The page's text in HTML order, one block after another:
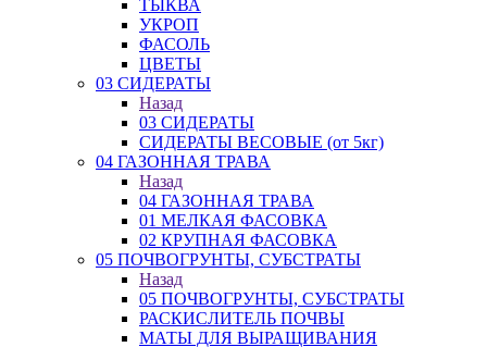
ТЫКВА
УКРОП
ФАСОЛЬ
ЦВЕТЫ
03 СИДЕРАТЫ
Назад
03 СИДЕРАТЫ
СИДЕРАТЫ ВЕСОВЫЕ (от 5кг)
04 ГАЗОННАЯ ТРАВА
Назад
04 ГАЗОННАЯ ТРАВА
01 МЕЛКАЯ ФАСОВКА
02 КРУПНАЯ ФАСОВКА
05 ПОЧВОГРУНТЫ, СУБСТРАТЫ
Назад
05 ПОЧВОГРУНТЫ, СУБСТРАТЫ
РАСКИСЛИТЕЛЬ ПОЧВЫ
МАТЫ ДЛЯ ВЫРАЩИВАНИЯ